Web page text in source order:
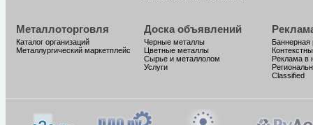
Металлоторговля
Каталог организаций
Металлургический маркетплейс
Доска объявлений
Черные металлы
Цветные металлы
Сырье и металлолом
Услуги
Баннерная
Реклама в
Classified